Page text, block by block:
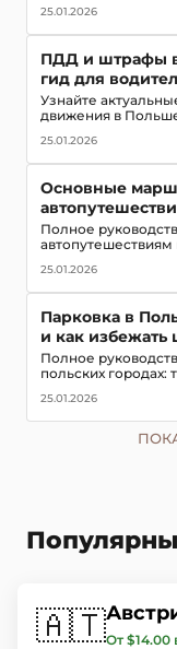
игровые зоны и
для путешествия
25.01.2026
ПДД и штрафы
гид для
Узнайте
движения в
обязательное
автомобиле и
25.01.2026
Основные
Полное
озёра, советы для
25.01.2026
Парковка в
и как избежать
Полное
польских городах:
советы, чтобы не
году
25.01.2026
🇦🇹От $14.00